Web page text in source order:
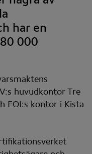
har en
000
huvudkontor Tre
FOI:s kontor i Kista